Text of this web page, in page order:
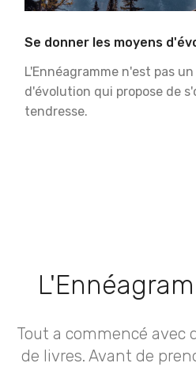
Se donner les moyens
L'Ennéagramme n'est pas
d'évolution qui propose de
tendresse.
Tout a commencé avec
de livres. Avant de